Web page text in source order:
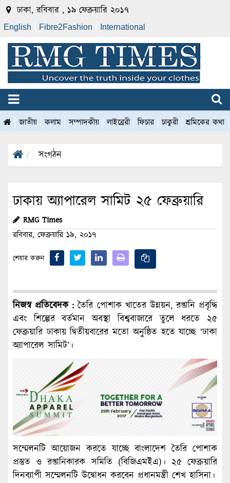
ঢাকা, রবিবার , ১৯ ফেব্রুয়ারি ২০১৭
English Fibre2Fashion International
জাতীয় কলাম সম্পাদকীয় লাইব্রেরী ফিচার চাকুরী শ্রমিকের কথা
সংগঠন
ঢাকায় অ্যাপারেল সামিট ২৫ ফেব্রুয়ারি
RMG Times
রবিবার, ফেব্রুয়ারি ১৯, ২০১৭
শেয়ার করুন
নিজস্ব প্রতিবেদক : তৈরি পোশাক খাতের উন্নয়ন, রপ্তানি প্রবৃদ্ধি
এবং শিল্পের বর্তমান অবস্থা বিশ্ববাজারে তুলে ধরতে ২৫
ফেব্রুয়ারি ঢাকায় দ্বিতীয়বারের মতো অনুষ্ঠিত হতে যাচ্ছে ‘ঢাকা
অ্যাপারেল সামিট’।
সম্মেলনটি আয়োজন করতে যাচ্ছে বাংলাদেশ তৈরি পোশাক
প্রস্তুত ও রপ্তানিকারক সমিতি (বিজিএমইএ)। ২৫ ফেব্রুয়ারি
দিনব্যাপী সম্মেলনটি উদ্বোধন করবেন প্রধানমন্ত্রী শেখ হাসিনা।